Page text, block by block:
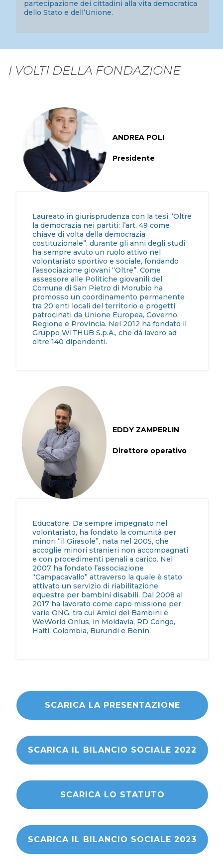
partecipazione dei cittadini alla vita democratica
dello Stato e dell’Unione.
I VOLTI DELLA FONDAZIONE
ANDREA POLI
Presidente
Laureato in giurisprudenza con la tesi “Oltre
la democrazia nei partiti: l’art. 49 come
chiave di volta della democrazia
costituzionale”, durante gli anni degli studi
ha sempre avuto un ruolo attivo nel
volontariato sportivo e sociale, fondando
l’associazione giovani “Oltre”. Come
assessore alle Politiche giovanili del
Comune di San Pietro di Morubio ha
promosso un coordinamento permanente
tra 20 enti locali del territorio e progetti
patrocinati da Unione Europea, Governo,
Regione e Provincia. Nel 2012 ha fondato il
Gruppo WITHUB S.p.A., che dà lavoro ad
oltre 140 dipendenti.
EDDY ZAMPERLIN
Direttore operativo
Educatore. Da sempre impegnato nel
volontariato, ha fondato la comunità per
minori “il Girasole”, nata nel 2005, che
accoglie minori stranieri non accompagnati
e con procedimenti penali a carico. Nel
2007 ha fondato l’associazione
“Campacavallo” attraverso la quale è stato
attivato un servizio di riabilitazione
equestre per bambini disabili. Dal 2008 al
2017 ha lavorato come capo missione per
varie ONG, tra cui Amici dei Bambini e
WeWorld Onlus, in Moldavia, RD Congo,
Haiti, Colombia, Burundi e Benin.
SCARICA LA PRESENTAZIONE
SCARICA IL BILANCIO SOCIALE 2022
SCARICA LO STATUTO
SCARICA IL BILANCIO SOCIALE 2023